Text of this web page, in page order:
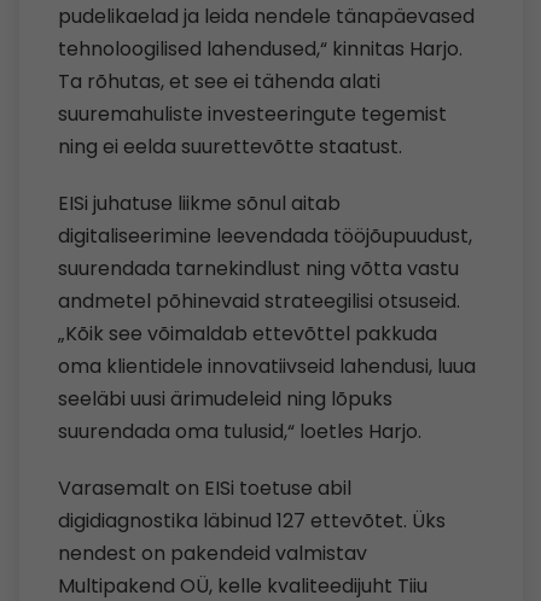
pudelikaelad ja leida nendele tänapäevased
tehnoloogilised lahendused,“ kinnitas Harjo.
Ta rõhutas, et see ei tähenda alati
suuremahuliste investeeringute tegemist
ning ei eelda suurettevõtte staatust.
EISi juhatuse liikme sõnul aitab
digitaliseerimine leevendada tööjõupuudust,
suurendada tarnekindlust ning võtta vastu
andmetel põhinevaid strateegilisi otsuseid.
„Kõik see võimaldab ettevõttel pakkuda
oma klientidele innovatiivseid lahendusi, luua
seeläbi uusi ärimudeleid ning lõpuks
suurendada oma tulusid,“ loetles Harjo.
Varasemalt on EISi toetuse abil
digidiagnostika läbinud 127 ettevõtet. Üks
nendest on pakendeid valmistav
Multipakend OÜ, kelle kvaliteedijuht Tiiu